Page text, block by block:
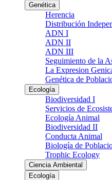
Genética
Herencia
Distribución
ADN I
ADN II
ADN III
Seguimiento de la
La Expresion
Genética de
Ecología
Biodiversidad I
Servicios de
Ecología Animal
Biodiversidad II
Conducta Animal
Biología de
Trophic Ecology
Ciencia Ambiental
Ecología